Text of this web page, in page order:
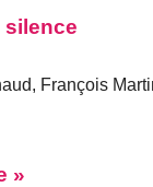
silence
François
»